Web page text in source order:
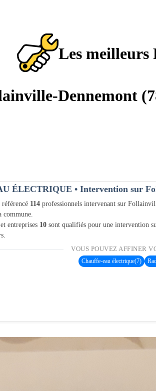
Les meilleurs
Dennemont
ÉLECTRIQUE • Intervention sur
114 professionnels intervenant sur
commune.
entreprises 10 sont qualifiés pour une intervention
VOUS POUVEZ AFFINER
Chauffe-eau électrique(7)